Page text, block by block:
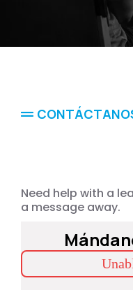
Need help with a
a message away.